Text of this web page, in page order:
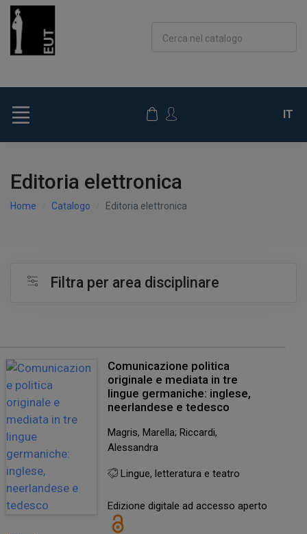
Cerca nel catalogo
IT
Editoria elettronica
Home Catalogo Editoria elettronica
Filtra per area disciplinare
Comunicazione politica
originale e mediata in tre
lingue germaniche: inglese,
neerlandese e tedesco
Magris, Marella; Riccardi,
Alessandra
Lingue, letteratura e teatro
Edizione digitale ad accesso aperto